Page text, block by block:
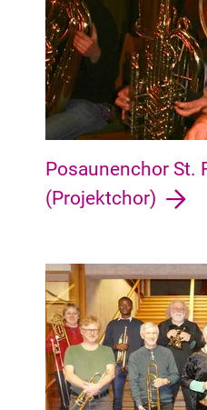
Posaunenchor St.
(Projektchor)
Osterholz Osterholz,